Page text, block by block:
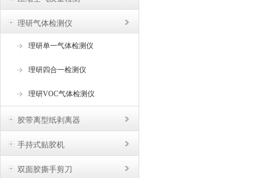
理研气体检测仪
理研单一气体检测仪
理研四合一检测仪
理研VOC气体检测仪
胶带离型纸剥离器
手持式贴胶机
双面胶撕手剪刀